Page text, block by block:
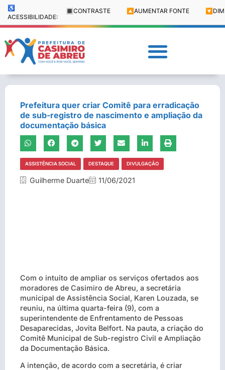
♿
ACESSIBILIDADE:
🔳 CONTRASTE 🔼 AUMENTAR FONTE 🔽
Prefeitura quer criar Comitê para erradicação
de sub-registro de nascimento e ampliação da
documentação básica
ASSISTÊNCIA SOCIAL DESTAQUE DIVULGAÇÃO
Guilherme Duarte 11/06/2021
Com o intuito de ampliar os serviços ofertados aos
moradores de Casimiro de Abreu, a secretária
municipal de Assistência Social, Karen Louzada, se
reuniu, na última quarta-feira (9), com a
superintendente de Enfrentamento de Pessoas
Desaparecidas, Jovita Belfort. Na pauta, a criação do
Comitê Municipal de Sub-registro Civil e Ampliação
da Documentação Básica.
A intenção, de acordo com a secretária, é criar